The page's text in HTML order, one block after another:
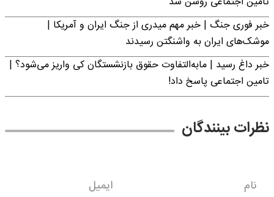
خبر فوری جنگ | خبر مهم میدری از جنگ ایران و آمریکا |
موشک‌های ایران به واشنگتن رسیدند
خبر داغ رسید | مابه‌التفاوت حقوق بازنشستگان کی واریز می‌شود؟ |
تامین اجتماعی پاسخ داد!
نظرات بینندگان
نام ایمیل